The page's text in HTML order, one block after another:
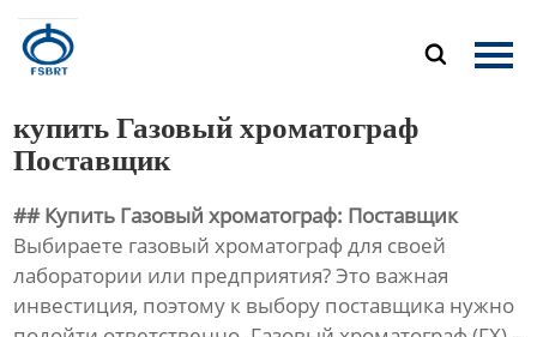

Главная
Новости
Контакты
купить Газовый хроматограф
Поставщик
## Купить Газовый хроматограф: Поставщик
Выбираете газовый хроматограф для своей
лаборатории или предприятия? Это важная
инвестиция, поэтому к выбору поставщика нужно